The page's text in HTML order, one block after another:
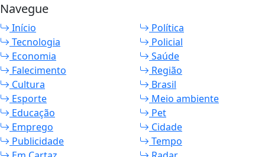
Navegue
Início
Política
Tecnologia
Policial
Economia
Saúde
Falecimento
Região
Cultura
Brasil
Esporte
Meio ambiente
Educação
Pet
Emprego
Cidade
Publicidade
Tempo